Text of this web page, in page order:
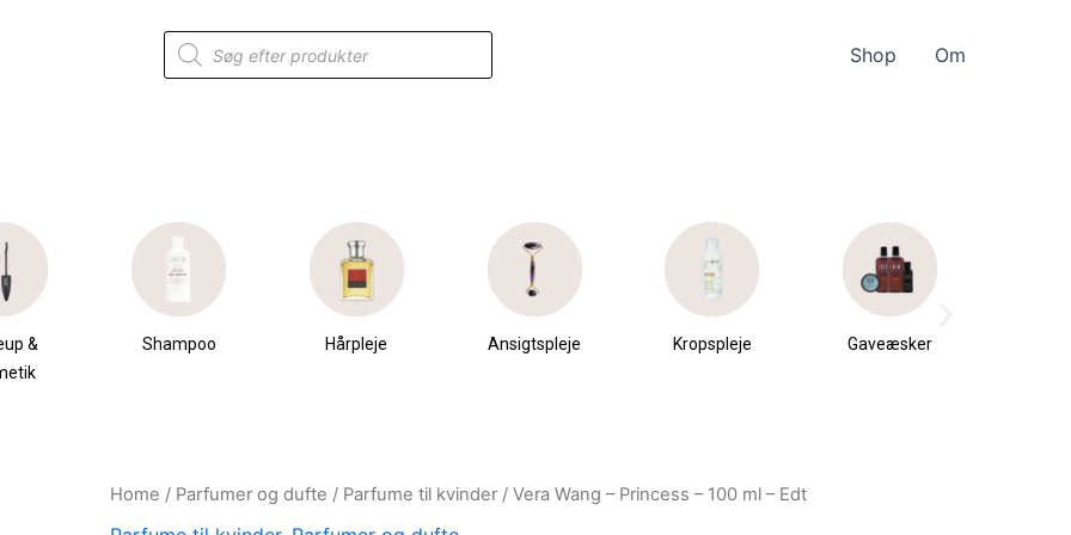
Products
search
Shop Om
&
Shampoo Hårpleje Ansigtspleje Kropspleje Gaveæsker
Home / Parfumer og dufte / Parfume til kvinder / Vera Wang – Princess – 100 ml – Edt
Original
Current